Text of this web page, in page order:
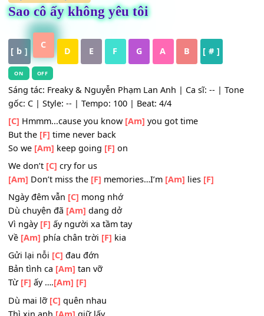
HỢP ÂM,
Sao cô ấy không yêu tôi
[ b ]
C
D E F G A B [ # ]
OFF
Sáng tác: Freaky & Nguyễn Phạm Lan Anh | Ca sĩ: -- |
gốc: C | Style: -- | Tempo: 100 | Beat: 4/4
[C]Hmmm...cause you know
But the[F] time never back
So we[Am]keep going[F]
We don’t [C] cry for us
[Am]Don’t miss the [F]memories…I’m
Ngày đêm vẫn mong nhớ
Dù chuyện đã[Am]
dang dở
Vì ngày [F]ấy người xa tầm tay
Gửi lại nỗi[C]đau đớn